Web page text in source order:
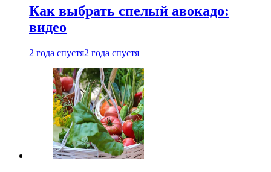
Как выбрать спелый авокадо:
видео
2 года спустя2 года спустя